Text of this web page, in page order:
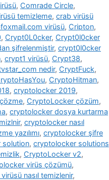
, Comrade Circle,
temizleme, crab virüsü
virüsü, Cripton,
, Crypt0L0cker, Crypt0l0cker
şifrelenmiştir, crypt0l0cker
, crypt1 virüsü, Crypt38,
nedir, CryptFuck,
, CryptoHitman,
, cryptolocker 2019,
, CryptoLocker çözüm,
, cryptolocker dosya kurtarma
, cryptolocker nasıl
yazılımı, cryptolocker şifre
solution, cryptolocker solutions
, CryptoLocker v2,
virüs çözümü,
nasıl temizlenir,